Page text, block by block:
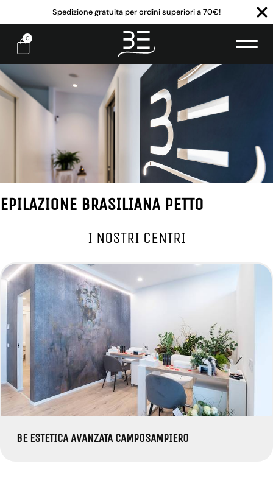
Spedizione gratuita per ordini superiori a 70€!
0
EPILAZIONE BRASILIANA PETTO
I NOSTRI CENTRI
BE ESTETICA AVANZATA CAMPOSAMPIERO